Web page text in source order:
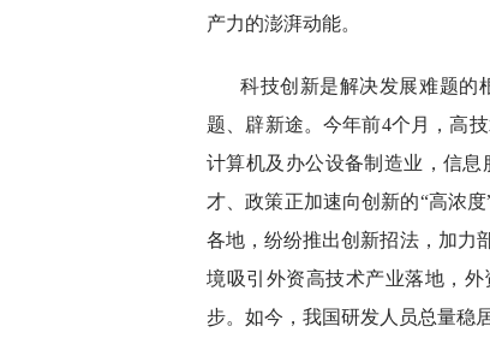
产力的澎湃动能。
科技创新是解决发展难题的
题、辟新途。今年前4个月，高
计算机及办公设备制造业，信
才、政策正加速向创新的“高浓
各地，纷纷推出创新招法，加力
境吸引外资高技术产业落地，
步。如今，我国研发人员总量稳